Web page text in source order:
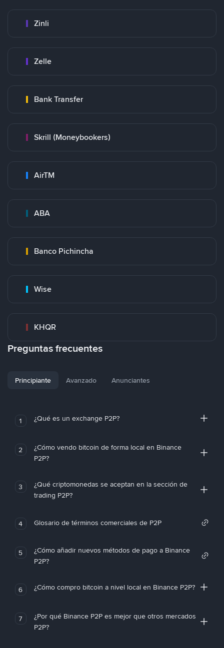
Zinli
Zelle
Bank Transfer
Skrill (Moneybookers)
AirTM
ABA
Banco Pichincha
Wise
KHQR
Preguntas frecuentes
Principiante Avanzado Anunciantes
1 ¿Qué es un exchange P2P?
2
¿Cómo vendo bitcoin de forma local en Binance
P2P?
3
¿Qué criptomonedas se aceptan en la sección de
trading P2P?
4 Glosario de términos comerciales de P2P
5
¿Cómo añadir nuevos métodos de pago a Binance
P2P?
6 ¿Cómo compro bitcoin a nivel local en Binance P2P?
7
¿Por qué Binance P2P es mejor que otros mercados
P2P?